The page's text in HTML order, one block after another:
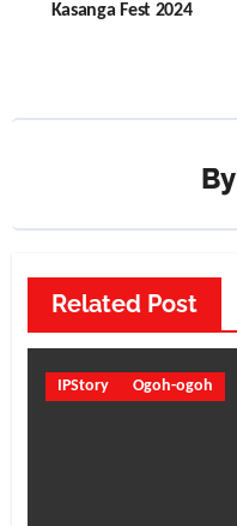
Kasanga Fest 2024
By
Related Post
IPStory Ogoh-ogoh